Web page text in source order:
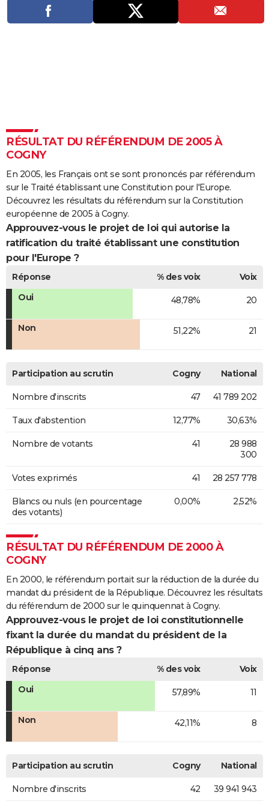
Destinations
Voyage nature
Voyage de noces
Dictionnaire
Biographies
Citations
Expressions
Proverbes
PROGRAMME TV
COPAINS D'AVANT
S'inscrire
Se connecter
Lycées
Collèges
Primaires
Universités
Entreprises
Service militaire
Avis de recherche
AVIS DE DÉCÈS
FORUM
Bricolage
Lifestyle
Culture
Sport
Auto
Television
Voyage
Cinema
RÉSULTAT DU RÉFÉRENDUM DE 2005 À
COGNY
En 2005, les Français ont se sont prononcés par référendum
sur le Traité établissant une Constitution pour l'Europe.
Découvrez les résultats du référendum sur la Constitution
européenne de 2005 à Cogny.
Approuvez-vous le projet de loi qui autorise la
ratification du traité établissant une constitution
pour l'Europe ?
Réponse % des voix
Voix
Oui
48,78% 20
Non 51,22% 21
Participation au scrutin Cogny National
Nombre d'inscrits 47 41 789 202
Taux d'abstention 12,77% 30,63%
Nombre de votants 41
28 988
300
Votes exprimés 41 28 257 778
Blancs ou nuls (en pourcentage
des votants)
0,00% 2,52%
RÉSULTAT DU RÉFÉRENDUM DE 2000 À
COGNY
En 2000, le référendum portait sur la réduction de la durée du
mandat du président de la République. Découvrez les résultats
du référendum de 2000 sur le quinquennat à Cogny.
Approuvez-vous le projet de loi constitutionnelle
fixant la durée du mandat du président de la
République à cinq ans ?
Réponse % des voix
Voix
Oui
57,89% 11
Non 42,11% 8
Participation au scrutin Cogny National
Nombre d'inscrits 42 39 941 943